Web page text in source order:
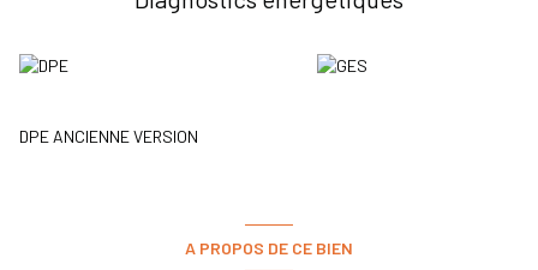
DPE ANCIENNE VERSION
A PROPOS DE CE BIEN